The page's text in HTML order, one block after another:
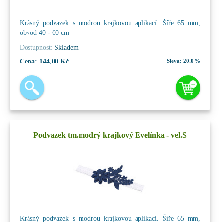
Krásný podvazek s modrou krajkovou aplikací. Šíře 65 mm,
obvod 40 - 60 cm
Dostupnost: Skladem
Cena: 144,00 Kč Sleva: 20,0 %
Podvazek tm.modrý krajkový Evelínka - vel.S
Krásný podvazek s modrou krajkovou aplikací. Šíře 65 mm,